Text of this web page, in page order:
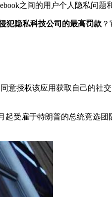
之间的用户个人隐私问题
犯隐私科技公司的最高罚款
意授权该应用获取自己的社
受雇于特朗普的总统竞选